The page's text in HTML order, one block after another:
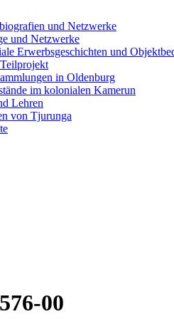
und Netzwerke
und Netzwerke
Erwerbsgeschichten und
in Oldenburg
im kolonialen Kamerun
Lehren
von Tjurunga
00